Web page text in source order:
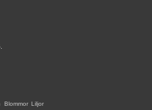
Blommor, Liljor,